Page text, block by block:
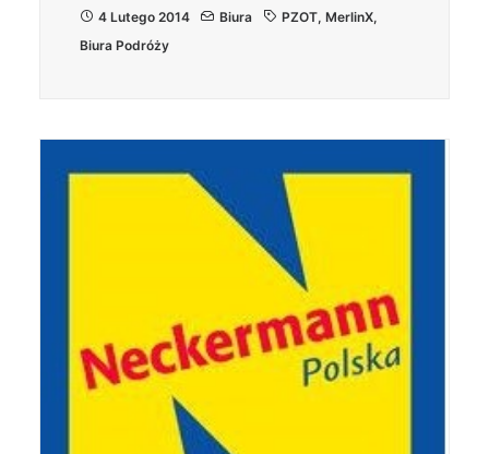
4 Lutego 2014 Biura PZOT, MerlinX,
Biura Podróży